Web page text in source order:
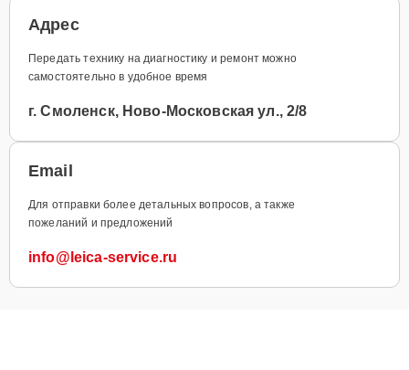
Адрес
Передать технику на диагностику и ремонт можно
самостоятельно в удобное время
г. Смоленск, Ново-Московская ул., 2/8
Email
Для отправки более детальных вопросов, а также
пожеланий и предложений
info@leica-service.ru